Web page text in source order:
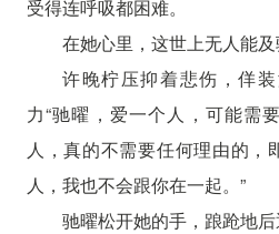
受得连呼吸都困难。
在她心里，这世上无人能及
许晚柠压抑着悲伤，佯
力“驰曜，爱一个人，可能需
人，真的不需要任何理由的，
人，我也不会跟你在一起。”
驰曜松开她的手，踉跄地